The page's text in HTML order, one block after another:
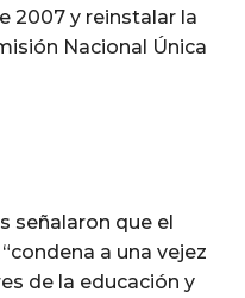
2007 y reinstalar la
Nacional Única
señalaron que el
a una vejez
de la educación y